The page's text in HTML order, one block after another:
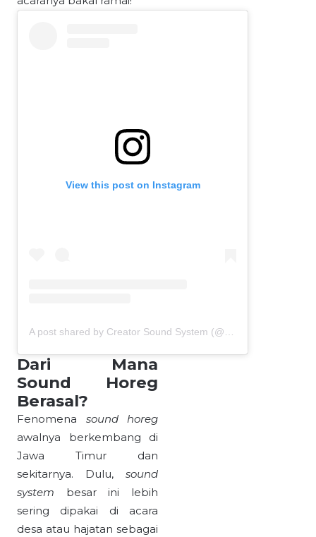
View this post on Instagram
Dari Mana
Sound Horeg
Berasal?
Fenomena sound horeg
awalnya berkembang di
Jawa Timur dan
sekitarnya. Dulu, sound
system besar ini lebih
sering dipakai di acara
desa atau hajatan sebagai